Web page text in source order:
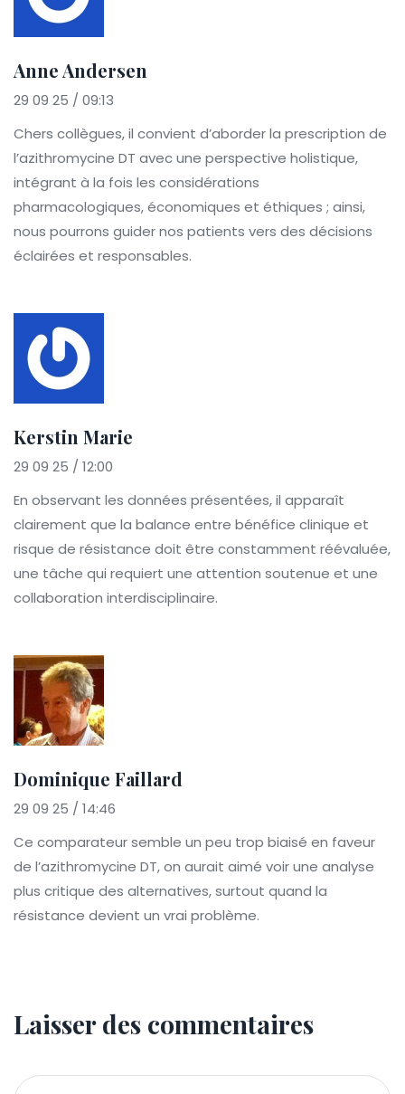
Anne Andersen
29 09 25 / 09:13
Chers collègues, il convient d’aborder la prescription de
l’azithromycine DT avec une perspective holistique,
intégrant à la fois les considérations
pharmacologiques, économiques et éthiques ; ainsi,
nous pourrons guider nos patients vers des décisions
éclairées et responsables.
Kerstin Marie
29 09 25 / 12:00
En observant les données présentées, il apparaît
clairement que la balance entre bénéfice clinique et
risque de résistance doit être constamment réévaluée,
une tâche qui requiert une attention soutenue et une
collaboration interdisciplinaire.
Dominique Faillard
29 09 25 / 14:46
Ce comparateur semble un peu trop biaisé en faveur
de l’azithromycine DT, on aurait aimé voir une analyse
plus critique des alternatives, surtout quand la
résistance devient un vrai problème.
Laisser des commentaires